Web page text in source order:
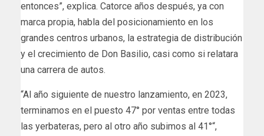
entonces”, explica. Catorce años después, ya con
marca propia, habla del posicionamiento en los
grandes centros urbanos, la estrategia de distribución
y el crecimiento de Don Basilio, casi como si relatara
una carrera de autos.
“Al año siguiente de nuestro lanzamiento, en 2023,
terminamos en el puesto 47° por ventas entre todas
las yerbateras, pero al otro año subimos al 41°“,